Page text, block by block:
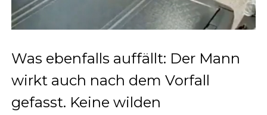
Was ebenfalls auffällt: Der Mann
wirkt auch nach dem Vorfall
gefasst. Keine wilden